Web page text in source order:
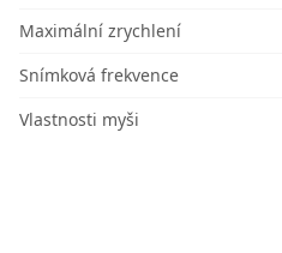
Maximální zrychlení
Snímková frekvence
Vlastnosti myši